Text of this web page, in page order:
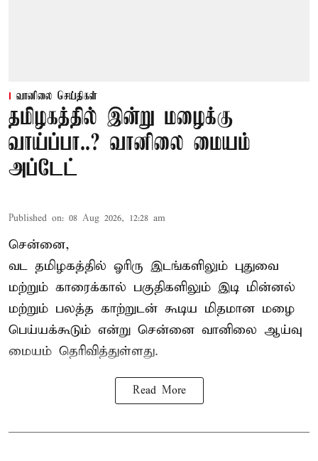
வானிலை செய்திகள்
தமிழகத்தில் இன்று மழைக்கு
வாய்ப்பா..? வானிலை மையம்
அப்டேட்
Published on: 08 Aug 2026, 12:28 am
சென்னை,
வட தமிழகத்தில் ஓரிரு இடங்களிலும் புதுவை
மற்றும் காரைக்கால் பகுதிகளிலும் இடி மின்னல்
மற்றும் பலத்த காற்றுடன் கூடிய மிதமான மழை
பெய்யக்கூடும் என்று சென்னை வானிலை ஆய்வு
மையம் தெரிவித்துள்ளது.
Read More